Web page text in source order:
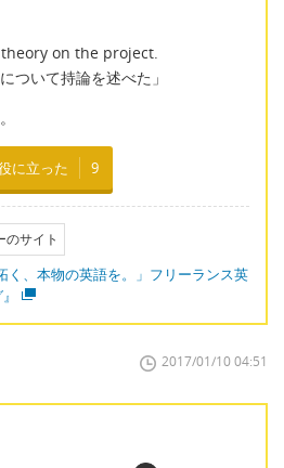
on the project.
ついて持論を述べた」
に立った 9
のサイト
く、本物の英語を。」フリーランス英
2017/01/10 04:51